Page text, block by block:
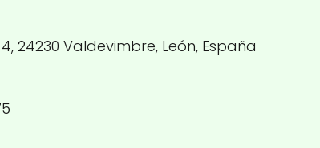
24230 Valdevimbre, León, España